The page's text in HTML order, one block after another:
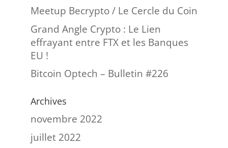
Meetup Becrypto / Le Cercle du Coin
Grand Angle Crypto : Le Lien
effrayant entre FTX et les Banques
EU !
Bitcoin Optech – Bulletin #226
Archives
novembre 2022
juillet 2022